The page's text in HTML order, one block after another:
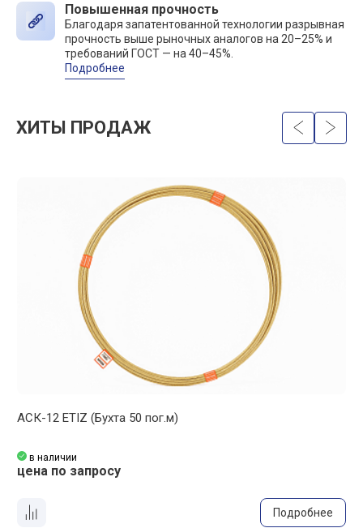
Повышенная прочность
Благодаря запатентованной технологии разрывная
прочность выше рыночных аналогов на 20–25% и
требований ГОСТ — на 40–45%.
Подробнее
ХИТЫ ПРОДАЖ
АСК-12 ETIZ (Бухта 50 пог.м)
в наличии
цена по запросу
Подробнее